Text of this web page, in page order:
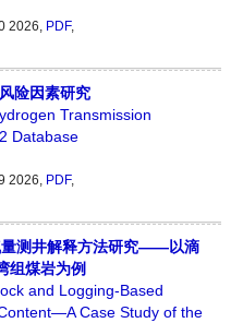
2026, PDF,
险因素研究
Transmission
Database
2026, PDF,
量测井解释方法研究——以滴
组煤岩为例
and Logging-Based
Case Study of the